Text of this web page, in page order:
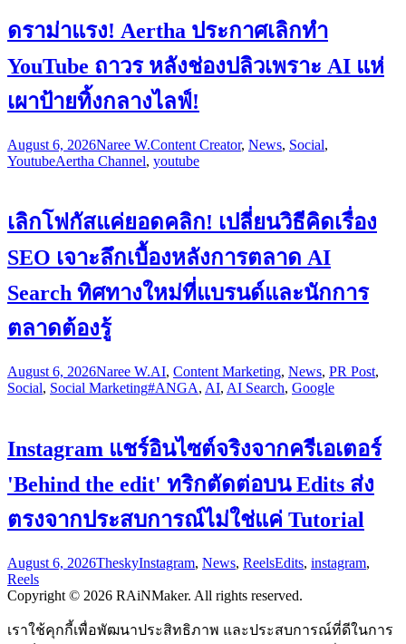
ดราม่าแรง! Aertha ประกาศเลิกทำ
YouTube ถาวร หลังช่องปลิวเพราะ AI แห่
เผาป้ายทิ้งกลางไลฟ์!
August 6, 2026Naree W.Content Creator, News, Social,
YoutubeAertha Channel, youtube
เลิกโฟกัสแค่ยอดคลิก! เปลี่ยนวิธีคิดเรื่อง
SEO เจาะลึกเบื้องหลังการตลาด AI
Search ทิศทางใหม่ที่แบรนด์และนักการ
ตลาดต้องรู้
August 6, 2026Naree W.AI, Content Marketing, News, PR Post,
Social, Social Marketing#ANGA, AI, AI Search, Google
Instagram แชร์อินไซต์จริงจากครีเอเตอร์
'Behind the edit' ทริกตัดต่อบน Edits ส่ง
ตรงจากประสบการณ์ไม่ใช่แค่ Tutorial
August 6, 2026TheskyInstagram, News, ReelsEdits, instagram,
Reels
Copyright © 2026 RAiNMaker. All rights reserved.
เราใช้คุกกี้เพื่อพัฒนาประสิทธิภาพ และประสบการณ์ที่ดีในการ